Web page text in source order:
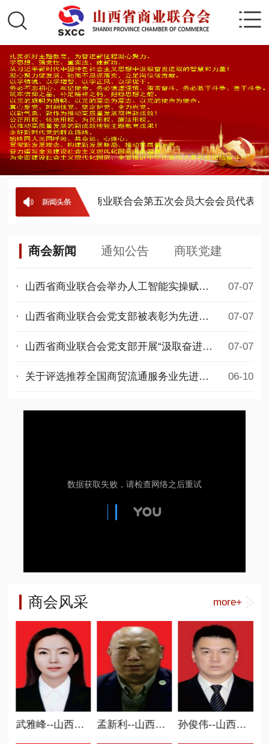
公示 · 山西省商业联合会第五次会员大会会员代表名
商会新闻 通知公告 商联党建
· 山西省商业联合会举办人工智能实操赋能公益培训 07-07
· 山西省商业联合会党支部被表彰为先进基层党组织 07-07
· 山西省商业联合会党支部开展“汲取奋进力量，勇担时代使命”迎七一主题党日活动 07-07
· 关于评选推荐全国商贸流通服务业先进集体和先进个人拟选名单的公示 06-10
商会风采 more+
武雅峰--山西省商业联合会执行会长、 职业教育委员会会长 孟新利--山西省商业联合会执行会长、 碳中和专委会会长 孙俊伟--山西省商业联合会执行会长、 人民调解委员会主任